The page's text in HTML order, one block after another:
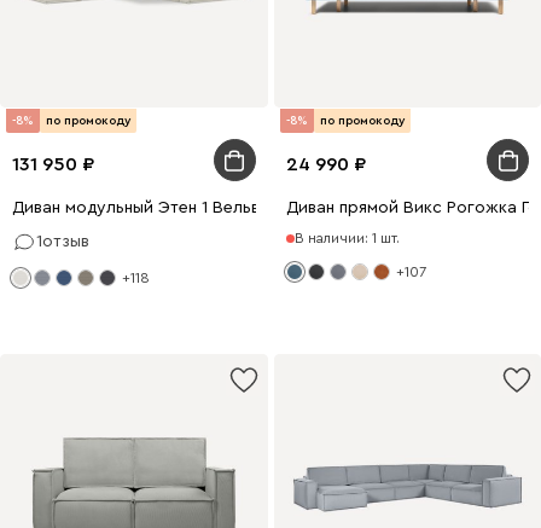
-8% по промокоду
131 950
Диван модульный Этен 1 Вельвет Молочный
1отзыв
+118
-8% по промокоду
24 990
Диван прямой Викс Рогожка
В наличии: 1 шт.
+107